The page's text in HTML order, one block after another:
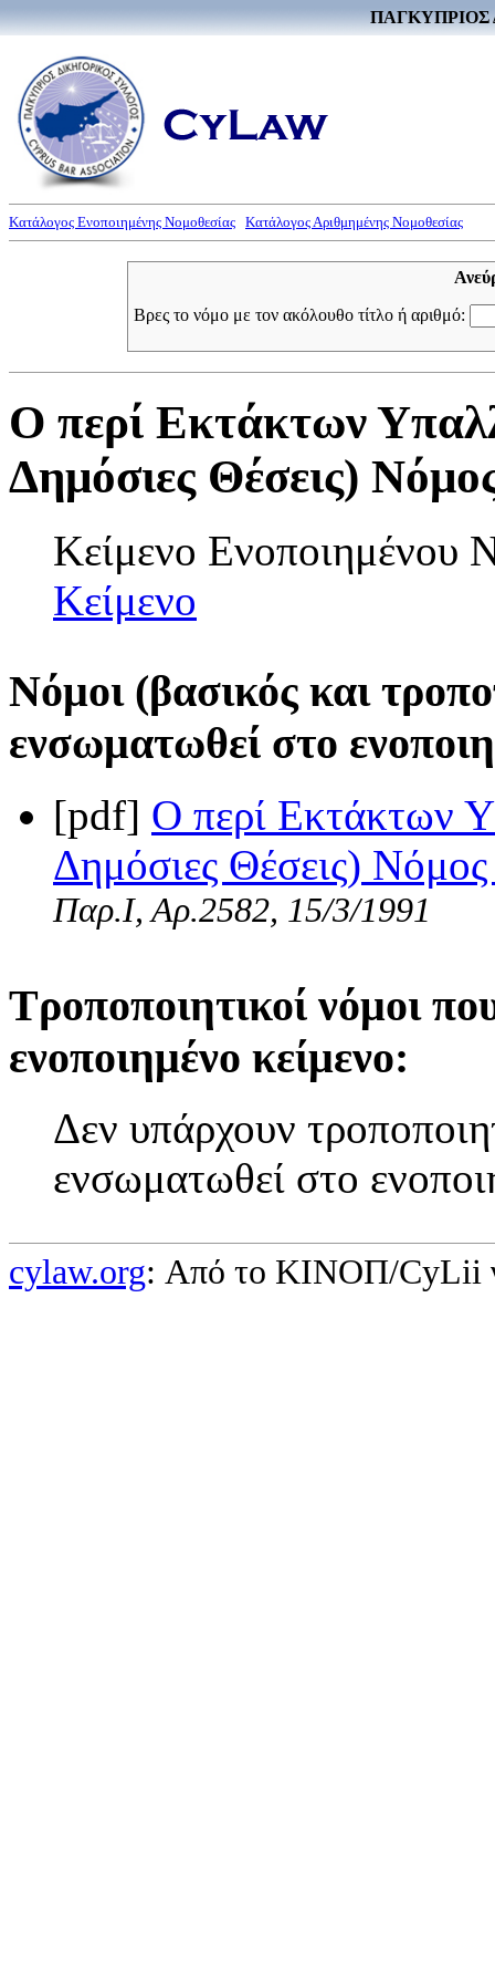
ΠΑΓΚΥΠΡΙΟΣ
Κατάλογος Ενοποιημένης Νομοθεσίας Κατάλογος Αριθμημένης Νομοθεσίας
Βρες το νόμο με τον ακόλουθο τίτλο ή αριθμό:
Ο περί Εκτάκτων
Δημόσιες Θέσεις)
Κείμενο
Κείμενο
Νόμοι (βασικός και
ενσωματωθεί στο
[pdf] Ο περί Εκτάκτων
Δημόσιες Θέσεις)
Παρ.Ι, Αρ.2582, 15/3/1991
Τροποποιητικοί νόμοι
ενοποιημένο κείμενο:
Δεν υπάρχουν
ενσωματωθεί στο
cylaw.org: Από το ΚΙΝOΠ/CyLii